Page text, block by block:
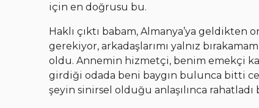
için en doğrusu bu.
Haklı çıktı babam, Almanya’ya
gerekiyor, arkadaşlarımı yalnız
oldu. Annemin hizmetçi, benim emekçi
girdiği odada beni baygın bulunca bitti
şeyin sinirsel olduğu anlaşılınca